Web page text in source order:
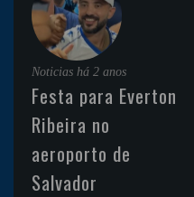
Noticias há 2 anos
Festa para Everton
Ribeira no
aeroporto de
Salvador